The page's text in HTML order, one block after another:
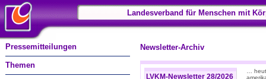
Landesverband für Menschen mit
Pressemitteilungen
Themen
Newsletter-Archiv
LVKM-Newsletter 28/2026
…